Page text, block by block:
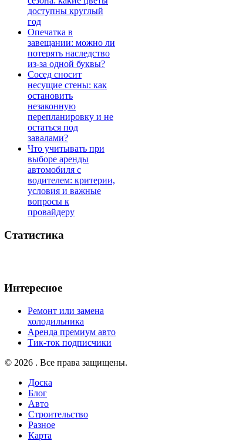
доступны круглый
год
Опечатка в
завещании: можно ли
потерять наследство
из-за одной буквы?
Сосед сносит
несущие стены: как
остановить
незаконную
перепланировку и не
остаться под
завалами?
Что учитывать при
выборе аренды
автомобиля с
водителем: критерии,
условия и важные
вопросы к
провайдеру
Статистика
Интересное
Ремонт или замена
холодильника
Аренда премиум авто
Тик-ток подписчики
© 2026 . Все права защищены.
Доска
Блог
Авто
Строительство
Разное
Карта